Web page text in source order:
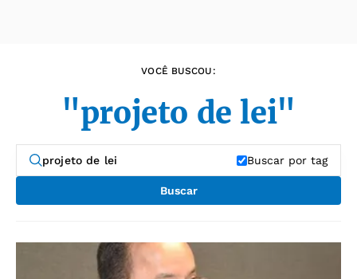
VOCÊ BUSCOU:
"projeto de lei"
Buscar por tag
Buscar